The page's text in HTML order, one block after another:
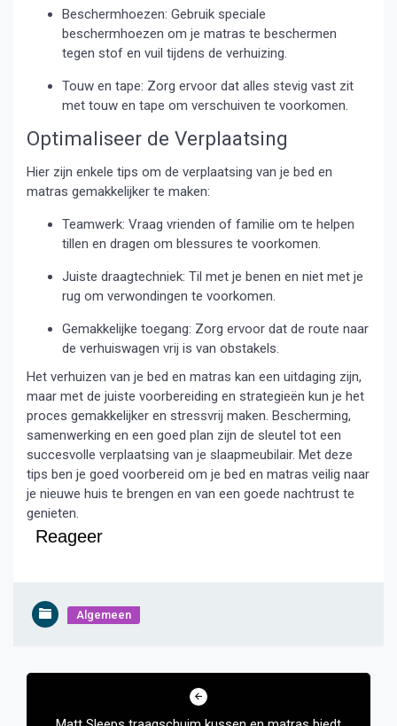
Beschermhoezen: Gebruik speciale
beschermhoezen om je matras te beschermen
tegen stof en vuil tijdens de verhuizing.
Touw en tape: Zorg ervoor dat alles stevig vast zit
met touw en tape om verschuiven te voorkomen.
Optimaliseer de Verplaatsing
Hier zijn enkele tips om de verplaatsing van je bed en
matras gemakkelijker te maken:
Teamwerk: Vraag vrienden of familie om te helpen
tillen en dragen om blessures te voorkomen.
Juiste draagtechniek: Til met je benen en niet met je
rug om verwondingen te voorkomen.
Gemakkelijke toegang: Zorg ervoor dat de route naar
de verhuiswagen vrij is van obstakels.
Het verhuizen van je bed en matras kan een uitdaging zijn,
maar met de juiste voorbereiding en strategieën kun je het
proces gemakkelijker en stressvrij maken. Bescherming,
samenwerking en een goed plan zijn de sleutel tot een
succesvolle verplaatsing van je slaapmeubilair. Met deze
tips ben je goed voorbereid om je bed en matras veilig naar
je nieuwe huis te brengen en van een goede nachtrust te
genieten.
Reageer
Algemeen
Bericht